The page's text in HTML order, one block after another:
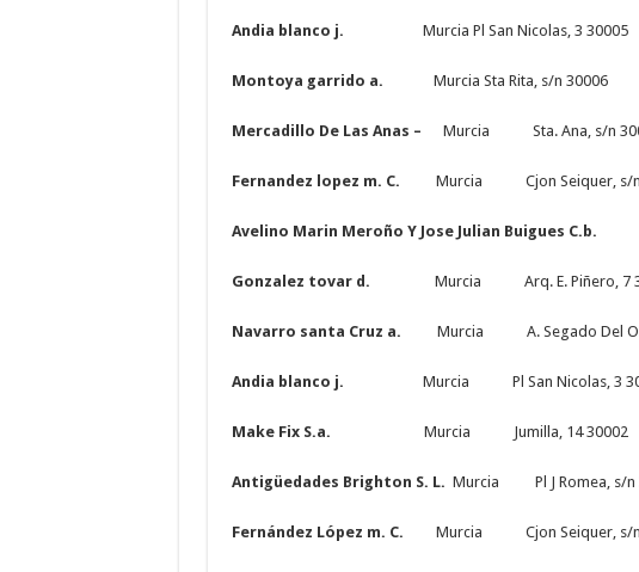
Andia blanco j. Murcia Pl San Nicolas, 3 30005
Montoya garrido a. Murcia Sta Rita, s/n 30006
Mercadillo De Las Anas – Murcia Sta. Ana, s/n
Fernandez lopez m. C. Murcia Cjon Seiquer, s/n
Avelino Marin Meroño Y Jose Julian Buigues C.b.
Gonzalez tovar d. Murcia Arq. E. Piñero, 7
Navarro santa Cruz a. Murcia A. Segado Del
Andia blanco j. Murcia Pl San Nicolas, 3
Make Fix S.a. Murcia Jumilla, 14 30002
Antigüedades Brighton S. L. Murcia Pl J Romea, s/n
Fernández López m. C. Murcia Cjon Seiquer, s/n